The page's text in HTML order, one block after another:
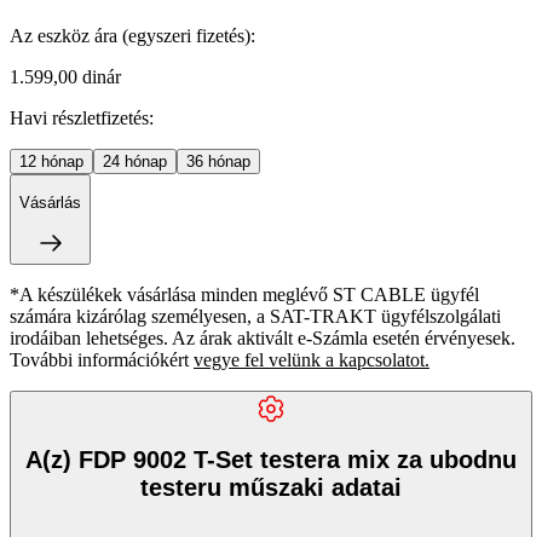
Az eszköz ára (egyszeri fizetés):
1.599,00 dinár
Havi részletfizetés:
12 hónap 24 hónap 36 hónap
Vásárlás
*A készülékek vásárlása minden meglévő ST CABLE ügyfél
számára kizárólag személyesen, a SAT-TRAKT ügyfélszolgálati
irodáiban lehetséges. Az árak aktivált e-Számla esetén érvényesek.
További információkért vegye fel velünk a kapcsolatot.
A(z) FDP 9002 T-Set testera mix za ubodnu
testeru műszaki adatai